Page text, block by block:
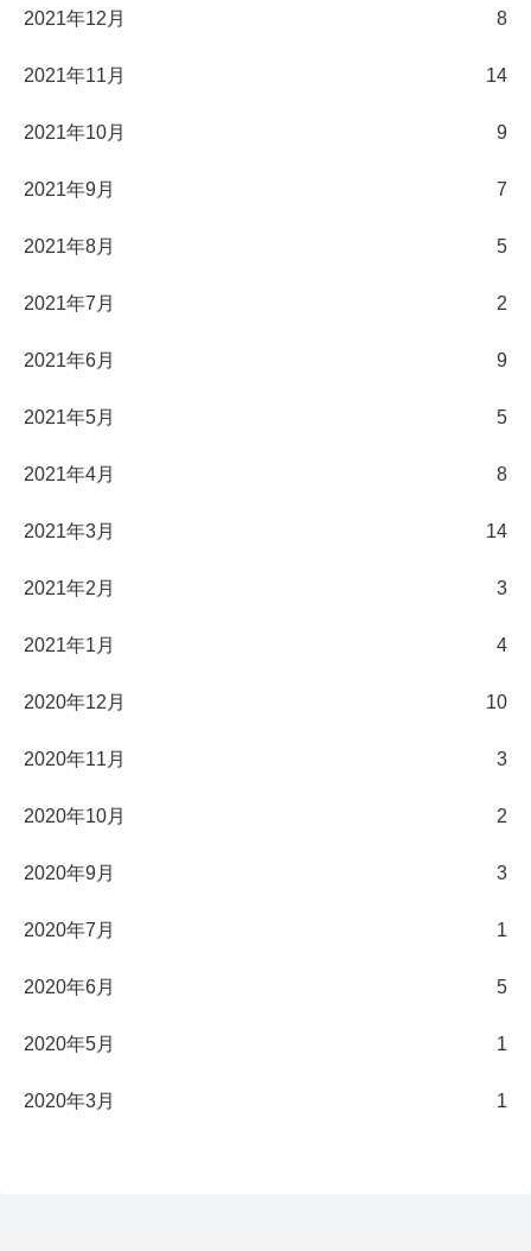
2021年12月 8
2021年11月 14
2021年10月 9
2021年9月 7
2021年8月 5
2021年7月 2
2021年6月 9
2021年5月 5
2021年4月 8
2021年3月 14
2021年2月 3
2021年1月 4
2020年12月 10
2020年11月 3
2020年10月 2
2020年9月 3
2020年7月 1
2020年6月 5
2020年5月 1
2020年3月 1